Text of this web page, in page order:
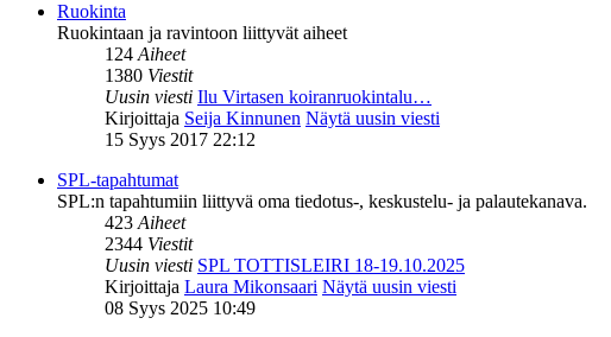
Ruokinta
Ruokintaan ja ravintoon liittyvät aiheet
124Aiheet
1380 Viestit
Uusin viesti Ilu Virtasen koiranruokintalu…
Kirjoittaja Seija Kinnunen Näytä uusin viesti
15 Syys 2017 22:12
SPL-tapahtumat
SPL:n tapahtumiin liittyvä oma tiedotus-, keskustelu- ja palautekanava.
423Aiheet
2344 Viestit
Uusin viesti SPL TOTTISLEIRI 18-19.10.2025
Kirjoittaja Laura Mikonsaari Näytä uusin viesti
08 Syys 2025 10:49